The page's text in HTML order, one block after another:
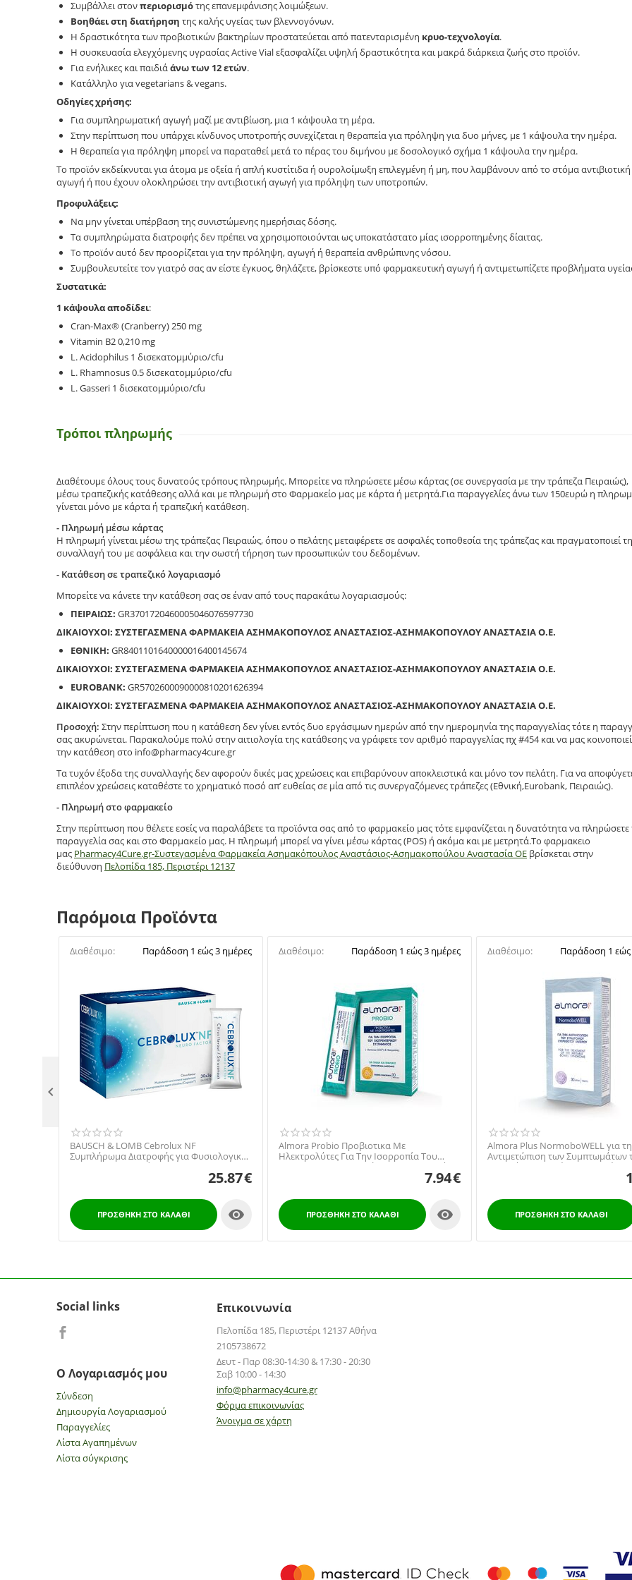
Συμβάλλει στονπεριορισμότης επανεμφάνισης λοιμώξεων.
Βοηθάει στη διατήρηση της καλής υγείας των βλεννογόνων.
Η δραστικότητα των προβιοτικών βακτηρίων προστατεύεται από πατενταρισμένη κρυο-τεχνολογία.
Η συσκευασία ελεγχόμενης υγρασίας Active Vial εξασφαλίζει υψηλή δραστικότητα και μακρά διάρκεια ζωής στο προϊόν.
Για ενήλικες και παιδιάάνω των 12 ετών.
Κατάλληλο για vegetarians & vegans.
Οδηγίες χρήσης:
Για συμπληρωματική αγωγή μαζί με αντιβίωση, μια 1 κάψουλα τη μέρα.
Στην περίπτωση που υπάρχει κίνδυνος υποτροπής συνεχίζεται η θεραπεία για πρόληψη για δυο μήνες, με 1 κάψουλα την ημέρα.
Η θεραπεία για πρόληψη μπορεί να παραταθεί μετά το πέρας του διμήνου με δοσολογικό σχήμα 1 κάψουλα την ημέρα.
To προϊόν εκδείκνυται για άτομα με οξεία ή απλή κυστίτιδα ή ουρολοίμωξη επιλεγμένη ή μη, που λαμβάνουν από το στόμα αντιβιοτική
αγωγή ή που έχουν ολοκληρώσει την αντιβιοτική αγωγή για πρόληψη των υποτροπών.
Προφυλάξεις:
Να μην γίνεται υπέρβαση της συνιστώμενης ημερήσιας δόσης.
Τα συμπληρώματα διατροφής δεν πρέπει να χρησιμοποιούνται ως υποκατάστατο μίας ισορροπημένης δίαιτας.
Το προϊόν αυτό δεν προορίζεται για την πρόληψη, αγωγή ή θεραπεία ανθρώπινης νόσου.
Συμβουλευτείτε τον γιατρό σας αν είστε έγκυος, θηλάζετε, βρίσκεστε υπό φαρμακευτική αγωγή ή αντιμετωπίζετε προβλήματα
Συστατικά:
1 κάψουλα αποδίδει:
Cran-Max® (Cranberry) 250 mg
Vitamin B2 0,210 mg
L. Acidophilus 1 δισεκατομμύριο/cfu
L. Rhamnosus 0.5 δισεκατομμύριο/cfu
L. Gasseri 1 δισεκατομμύριο/cfu
Τρόποι πληρωμής
Διαθέτουμε όλους τους δυνατούς τρόπους πληρωμής. Μπορείτε να πληρώσετε μέσω κάρτας (σε συνεργασία με την τράπεζα Πειραιώς),
μέσω τραπεζικής κατάθεσης αλλά και με πληρωμή στο Φαρμακείο μας με κάρτα ή μετρητά.Για παραγγελίες άνω των 150ευρώ η
γίνεται μόνο με κάρτα ή τραπεζική κατάθεση.
- Πληρωμή μέσω κάρτας
Η πληρωμή γίνεται μέσω της τράπεζας Πειραιώς, όπου ο πελάτης μεταφέρετε σε ασφαλές τοποθεσία της τράπεζας και πραγματοποιεί
συναλλαγή του με ασφάλεια και την σωστή τήρηση των προσωπικών του δεδομένων.
- Κατάθεση σε τραπεζικό λογαριασμό
Μπορείτε να κάνετε την κατάθεση σας σε έναν από τους παρακάτω λογαριασμούς:
ΠΕΙΡΑΙΩΣ: GR3701720460005046076597730
ΔΙΚΑΙΟΥΧΟΙ: ΣΥΣΤΕΓΑΣΜΕΝΑ ΦΑΡΜΑΚΕΙΑ ΑΣΗΜΑΚΟΠΟΥΛΟΣ ΑΝΑΣΤΑΣΙΟΣ-ΑΣΗΜΑΚΟΠΟΥΛΟΥ ΑΝΑΣΤΑΣΙΑ Ο.Ε.
ΕΘΝΙΚΗ: GR8401101640000016400145674
ΔΙΚΑΙΟΥΧΟΙ: ΣΥΣΤΕΓΑΣΜΕΝΑ ΦΑΡΜΑΚΕΙΑ ΑΣΗΜΑΚΟΠΟΥΛΟΣ ΑΝΑΣΤΑΣΙΟΣ-ΑΣΗΜΑΚΟΠΟΥΛΟΥ ΑΝΑΣΤΑΣΙΑ Ο.Ε.
EUROBANK: GR5702600090000810201626394
ΔΙΚΑΙΟΥΧΟΙ: ΣΥΣΤΕΓΑΣΜΕΝΑ ΦΑΡΜΑΚΕΙΑ ΑΣΗΜΑΚΟΠΟΥΛΟΣ ΑΝΑΣΤΑΣΙΟΣ-ΑΣΗΜΑΚΟΠΟΥΛΟΥ ΑΝΑΣΤΑΣΙΑ Ο.Ε.
Προσοχή: Στην περίπτωση που η κατάθεση δεν γίνει εντός δυο εργάσιμων ημερών από την ημερομηνία της παραγγελίας τότε η
σας ακυρώνεται. Παρακαλούμε πολύ στην αιτιολογία της κατάθεσης να γράφετε τον αριθμό παραγγελίας πχ #454 και να μας
την κατάθεση στο info@pharmacy4cure.gr
Τα τυχόν έξοδα της συναλλαγής δεν αφορούν δικές μας χρεώσεις και επιβαρύνουν αποκλειστικά και μόνο τον πελάτη. Για να
επιπλέον χρεώσεις καταθέστε το χρηματικό ποσό απ’ ευθείας σε μία από τις συνεργαζόμενες τράπεζες (Εθνική,Eurobank, Πειραιώς).
- Πληρωμή στο φαρμακείο
Στην περίπτωση που θέλετε εσείς να παραλάβετε τα προϊόντα σας από το φαρμακείο μας τότε εμφανίζεται η δυνατότητα να πληρώσετε
παραγγελία σας και στο Φαρμακείο μας. Η πληρωμή μπορεί να γίνει μέσω κάρτας (POS) ή ακόμα και με μετρητά.Το φαρμακειο
μας Pharmacy4Cure.gr-Συστεγασμένα Φαρμακεία Ασημακόπουλος Αναστάσιος-Ασημακοπούλου Αναστασία ΟΕ βρίσκεται στην
διεύθυνση Πελοπίδα 185, Περιστέρι 12137
Παρόμοια Προϊόντα
Διαθέσιμο: Παράδοση 1 εώς 3 ημέρες
BAUSCH & LOMB Cebrolux NF
Συμπλήρωμα Διατροφής για Φυσιολογική
Όραση, 30 φακελλίσκοι
25.87€
ΠΡΟΣΘΉΚΗ ΣΤΟ ΚΑΛΆΘΙ 
Διαθέσιμο: Παράδοση 1 εώς 3 ημέρες
Almora Probio Προβιοτικα Με
Ηλεκτρολύτες Για Την Ισορροπία Του
Γαστρεντερικου Συστήματος Για Παιδιά
7.94€
ΠΡΟΣΘΉΚΗ ΣΤΟ ΚΑΛΆΘΙ 
Διαθέσιμο: Παράδοση 1 εώς
Almora Plus NormoboWELL για
Αντιμετώπιση των Συμπτωμάτων
Συνδρόμου Ευερέθιστου Εντέρου,
ΠΡΟΣΘΉΚΗ ΣΤΟ ΚΑΛΆΘΙ

Social links
Ο Λογαριασμός μου
Σύνδεση
Δημιουργία Λογαριασμού
Παραγγελίες
Λίστα Αγαπημένων
Λίστα σύγκρισης
Επικοινωνία
Πελοπίδα 185, Περιστέρι 12137 Αθήνα
2105738672
Δευτ - Παρ 08:30-14:30 & 17:30 - 20:30
Σαβ 10:00 - 14:30
info@pharmacy4cure.gr
Φόρμα επικοινωνίας
Άνοιγμα σε χάρτη